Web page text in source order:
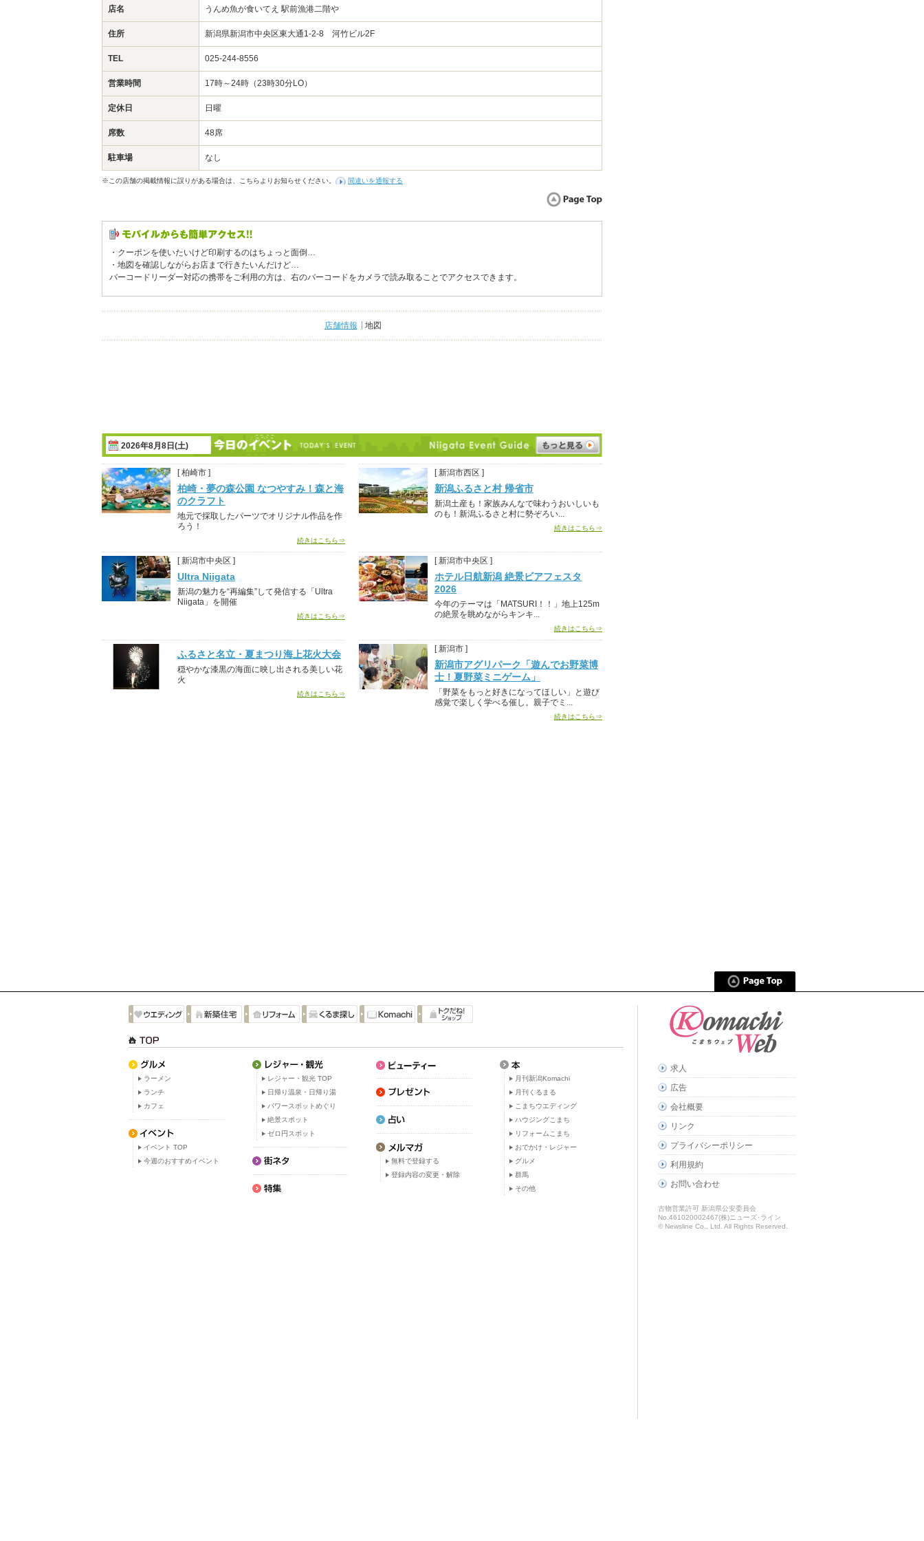
店名 うんめ魚が食いてえ 駅前漁港二階や
住所 新潟県新潟市中央区東大通1-2-8 河竹ビル2F
TEL 025-244-8556
営業時間 17時～24時（23時30分LO）
定休日 日曜
席数 48席
駐車場 なし
※この店舗の掲載情報に誤りがある場合は、こちらよりお知らせください。 間違いを通報する
・クーポンを使いたいけど印刷するのはちょっと面倒…
・地図を確認しながらお店まで行きたいんだけど…
バーコードリーダー対応の携帯をご利用の方は、右のバーコードをカメラで読み取ることでアクセスできます。
店舗情報 地図
2026年8月8日(土)
[ 柏崎市 ]
柏崎・夢の森公園 なつやすみ！森と海
のクラフト
地元で採取したパーツでオリジナル作品を作
ろう！
続きはこちら⇒
[ 新潟市西区 ]
新潟ふるさと村 帰省市
新潟土産も！家族みんなで味わうおいしいも
のも！新潟ふるさと村に勢ぞろい...
続きはこちら⇒
[ 新潟市中央区 ]
Ultra Niigata
新潟の魅力を“再編集”して発信する「Ultra
Niigata」を開催
続きはこちら⇒
[ 新潟市中央区 ]
ホテル日航新潟 絶景ビアフェスタ
2026
今年のテーマは「MATSURI！！」地上125m
の絶景を眺めながらキンキ...
続きはこちら⇒
ふるさと名立・夏まつり海上花火大会
穏やかな漆黒の海面に映し出される美しい花
火
続きはこちら⇒
[ 新潟市 ]
新潟市アグリパーク「遊んでお野菜博
士！夏野菜ミニゲーム」
「野菜をもっと好きになってほしい」と遊び
感覚で楽しく学べる催し。親子でミ...
続きはこちら⇒
ラーメン
ランチ
カフェ
イベント TOP
今週のおすすめイベント
レジャー・観光 TOP
日帰り温泉・日帰り湯
パワースポットめぐり
絶景スポット
ゼロ円スポット
無料で登録する
登録内容の変更・解除
月刊新潟Komachi
月刊くるまる
こまちウエディング
ハウジングこまち
リフォームこまち
おでかけ・レジャー
グルメ
群馬
その他
求人
広告
会社概要
リンク
プライバシーポリシー
利用規約
お問い合わせ
古物営業許可 新潟県公安委員会
No.461020002467(株)ニューズ･ライン
© Newsline Co., Ltd. All Rights Reserved.